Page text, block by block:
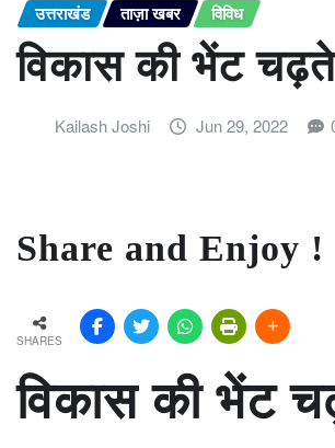
उत्तराखंड ताज़ा खबर विविध
विकास की भेंट
Kailash Joshi Jun 29, 2022
Share and Enjoy !
SHARES
विकास की भेंट